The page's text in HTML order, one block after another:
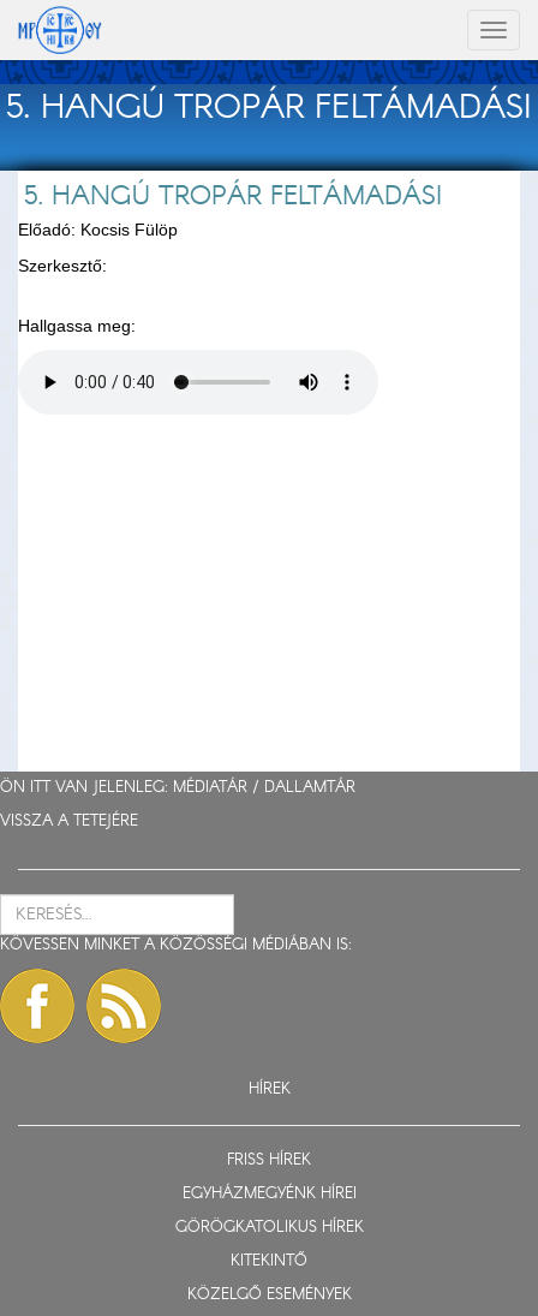
5. HANGÚ TROPÁR FELTÁMADÁSI
5. HANGÚ TROPÁR FELTÁMADÁSI
Előadó: Kocsis Fülöp
Szerkesztő:
Hallgassa meg:
ÖN ITT VAN JELENLEG: MÉDIATÁR / DALLAMTÁR
VISSZA A TETEJÉRE
KÖVESSEN MINKET A KÖZÖSSÉGI MÉDIÁBAN IS:
HÍREK
FRISS HÍREK
EGYHÁZMEGYÉNK HÍREI
GÖRÖGKATOLIKUS HÍREK
KITEKINTŐ
KÖZELGŐ ESEMÉNYEK